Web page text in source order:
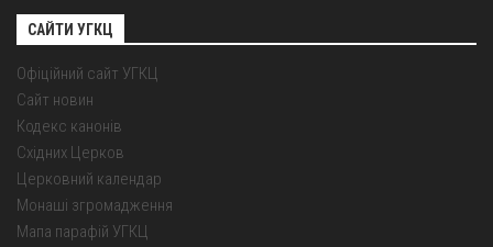
САЙТИ УГКЦ
Офіційний сайт УГКЦ
Сайт новин
Кодекс канонів
Східних Церков
Церковний календар
Монаші згромадження
Мапа парафій УГКЦ